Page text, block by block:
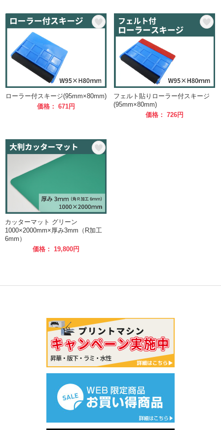
ローラー付スキージ(95mm×80mm)
価格： 671円
フェルト貼りローラー付スキージ
(95mm×80mm)
価格： 726円
カッターマット グリーン
1000×2000mm×厚み3mm（R加工
6mm）
価格： 19,800円